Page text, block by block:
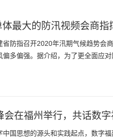
最大的防汛视频会商指
省防指召开2020年汛期气候趋势
偏多偏强。据介绍，为了更全面应
会在福州举行，共话数
中国思想的源头和实践起点，数字